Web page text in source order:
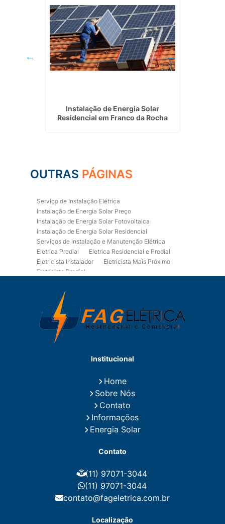
Instalação de Energia Solar
Residencial em Franco da Rocha
OUTRAS PÁGINAS
Serviço de Instalação Elétrica
Instalação de Energia Solar Preço
Instalação de Energia Solar Fotovoltaica
Instalação de Energia Solar Residencial
Serviços de Instalação e Manutenção Elétrica
Eletrica Predial
Eletrica Residencial e Predial
Eletricista Instalador
Eletricista Mais Próximo
Eletricista Predial
Eletricista Residencial
Eletricista Residencial E Predial
Eletricistas de Manutenção
Empresa de Instalações Elétricas
Empresa de Manutenção Eletrica
Empresa de Prestação de Serviços Eletricos
Fiação para Instalação Eletrica Residencial
Instalação de Energia Solar Residencial Preço
Instalação de Painel Solar
Instalação de Placa Solar
Instalação de Sistema Fotovoltaico
Instalação E Manutenção Elétrica
Instalação Elétrica Comercial
Instalação Elétrica Residencial Simples
Instalações Elétricas Prediais
Instalações Elétricas Residenciais
Instalador de Energia Solar
Instalador de Placa Solar
Institucional
Home
Sobre Nós
Contato
Informações
Energia Solar
Contato
(11) 97071-3044
(11) 97071-3044
contato@fageletrica.com.br
Localização